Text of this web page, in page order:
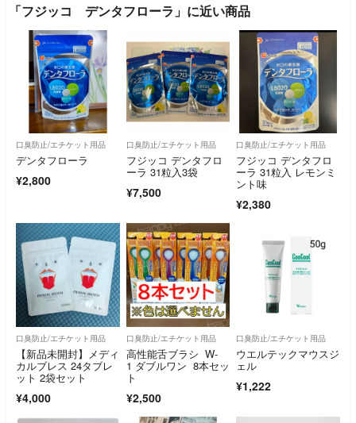
「フジッコ デンタフローラ」に近い商品
口臭防止/エチケット用品
デンタフローラ
¥2,800
口臭防止/エチケット用品
フジッコ デンタフロ
ーラ 31粒入3袋
¥7,500
口臭防止/エチケット用品
フジッコ デンタフロ
ーラ 31粒入 レモンミ
ント味
¥2,380
口臭防止/エチケット用品
【新品未開封】メディ
カルブレス 24タブレ
ット 2袋セット
¥4,000
口臭防止/エチケット用品
高性能舌ブラシ W-
1 ダブルワン 8本セッ
ト
¥2,500
口臭防止/エチケット用品
ウエルテックマウスジ
ェル
¥1,222